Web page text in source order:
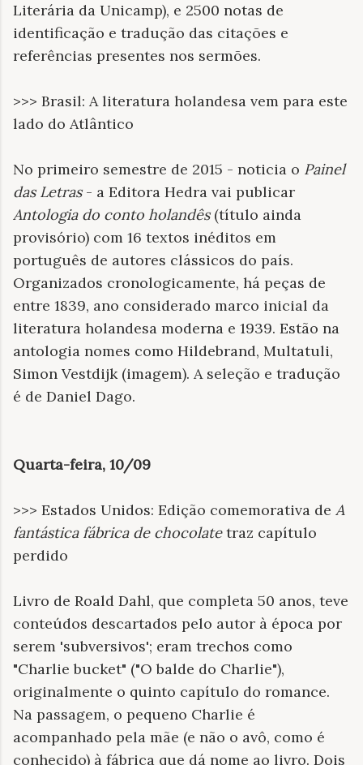
Literária da Unicamp), e 2500 notas de
identificação e tradução das citações e
referências presentes nos sermões.
>>> Brasil: A literatura holandesa vem para este
lado do Atlântico
No primeiro semestre de 2015 - noticia o Painel
das Letras- a Editora Hedra vai publicar
Antologia do conto holandês(título ainda
provisório) com 16 textos inéditos em
português de autores clássicos do país.
Organizados cronologicamente, há peças de
entre 1839, ano considerado marco inicial da
literatura holandesa moderna e 1939. Estão na
antologia nomes como Hildebrand, Multatuli,
Simon Vestdijk (imagem). A seleção e tradução
é de Daniel Dago.
Quarta-feira, 10/09
>>> Estados Unidos: Edição comemorativa de A
fantástica fábrica de chocolatetraz capítulo
perdido
Livro de Roald Dahl, que completa 50 anos, teve
conteúdos descartados pelo autor à época por
serem 'subversivos'; eram trechos como
"Charlie bucket" ("O balde do Charlie"),
originalmente o quinto capítulo do romance.
Na passagem, o pequeno Charlie é
acompanhado pela mãe (e não o avô, como é
conhecido) à fábrica que dá nome ao livro. Dois